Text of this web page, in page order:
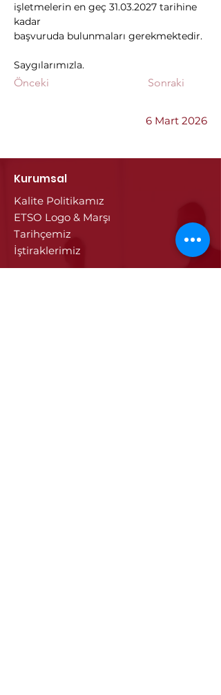
Önceki Sonraki
işletmelerin en geç 31.03.2027 tarihine
kadar
başvuruda bulunmaları gerekmektedir.
Saygılarımızla.
6 Mart 2026
Kurumsal
Kalite Politikamız
ETSO Logo & Marşı
Tarihçemiz
İştiraklerimiz
Hizmetlerimiz